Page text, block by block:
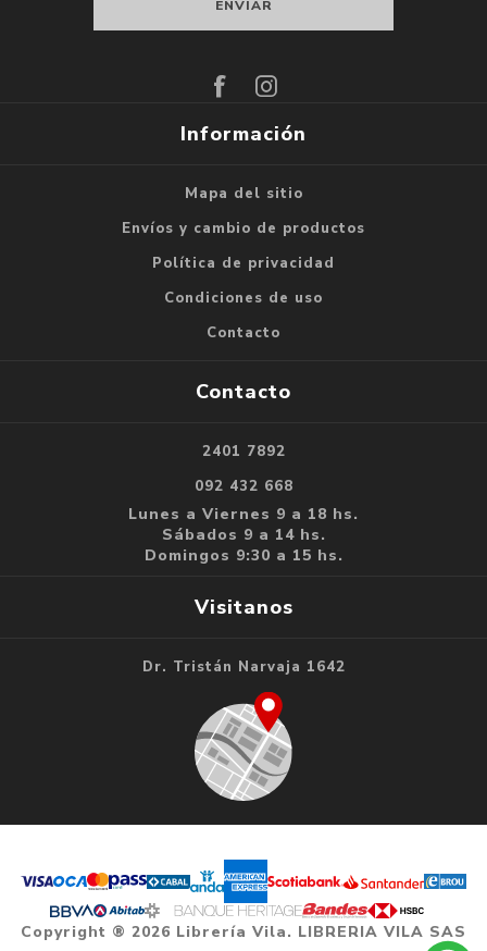
Información
Mapa del sitio
Envíos y cambio de productos
Política de privacidad
Condiciones de uso
Contacto
Contacto
2401 7892
092 432 668
Lunes a Viernes 9 a 18 hs.
Sábados 9 a 14 hs.
Domingos 9:30 a 15 hs.
Visitanos
Dr. Tristán Narvaja 1642
Copyright ® 2026 Librería Vila. LIBRERIA VILA SAS